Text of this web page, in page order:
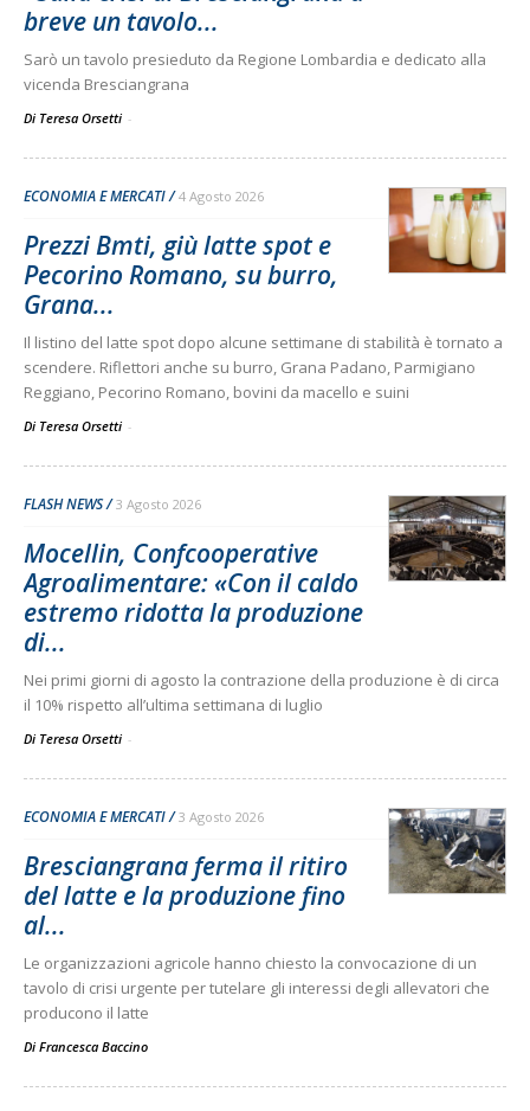
breve un tavolo...
Sarò un tavolo presieduto da Regione Lombardia e dedicato alla
vicenda Bresciangrana
Di Teresa Orsetti -
ECONOMIA E MERCATI 4 Agosto 2026
Prezzi Bmti, giù latte spot e
Pecorino Romano, su burro,
Grana...
Il listino del latte spot dopo alcune settimane di stabilità è tornato a
scendere. Riflettori anche su burro, Grana Padano, Parmigiano
Reggiano, Pecorino Romano, bovini da macello e suini
Di Teresa Orsetti -
FLASH NEWS 3 Agosto 2026
Mocellin, Confcooperative
Agroalimentare: «Con il caldo
estremo ridotta la produzione
di...
Nei primi giorni di agosto la contrazione della produzione è di circa
il 10% rispetto all’ultima settimana di luglio
Di Teresa Orsetti -
ECONOMIA E MERCATI 3 Agosto 2026
Bresciangrana ferma il ritiro
del latte e la produzione fino
al...
Le organizzazioni agricole hanno chiesto la convocazione di un
tavolo di crisi urgente per tutelare gli interessi degli allevatori che
producono il latte
Di Francesca Baccino